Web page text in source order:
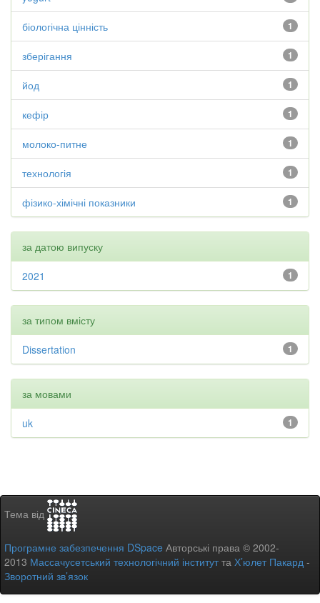
1
біологічна цінність
1
зберігання
1
йод
1
кефір
1
молоко-питне
1
технологія
1
фізико-хімічні показники
за датою випуску
1
2021
за типом вмісту
1
Dissertation
за мовами
1
uk
Тема від
Програмне забезпечення DSpace Авторські права © 2002-
2013 Массачусетський технологічний інститутта Х’юлет Пакард -
Зворотний зв’язок